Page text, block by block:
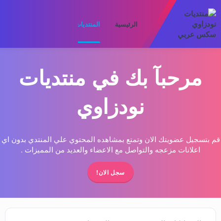
الرئيسية المنتديات
مرحبآ بك في منتديات
نودزاوي
قم بتسجيل عضويتك الان وتمتع بمشاهده المحتوي علي المنتدي بدون اي
اعلانات مزعجه والتواصل مع الاعضاء والعديد من المميزات .
سجل الان!